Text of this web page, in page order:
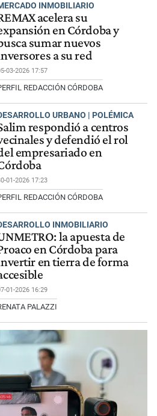
INMOBILIARIO
acelera su
en Córdoba y
sumar nuevos
a su red
03-2026 17:57
REDACCIÓN CÓRDOBA
URBANO | POLÉMICA
respondió a centros
y defendió el rol
empresariado en
01-2026 17:23
REDACCIÓN CÓRDOBA
INMOBILIARIO
la apuesta de
en Córdoba para
en tierra de forma
01-2026 16:29
PALAZZI